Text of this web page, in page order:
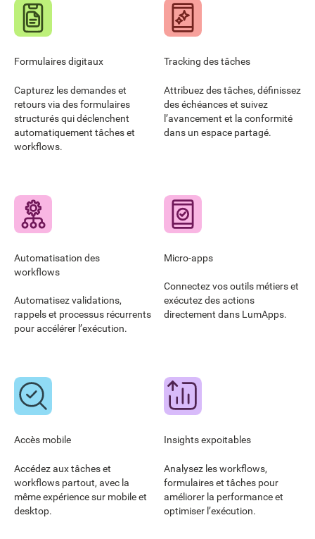
Formulaires digitaux
Capturez les demandes et
retours via des formulaires
structurés qui déclenchent
automatiquement tâches et
workflows.
Tracking des tâches
Attribuez des tâches, définissez
des échéances et suivez
l’avancement et la conformité
dans un espace partagé.
Automatisation des
workflows
Automatisez validations,
rappels et processus récurrents
pour accélérer l’exécution.
Micro-apps
Connectez vos outils métiers et
exécutez des actions
directement dans LumApps.
Accès mobile
Accédez aux tâches et
workflows partout, avec la
même expérience sur mobile et
desktop.
Insights expoitables
Analysez les workflows,
formulaires et tâches pour
améliorer la performance et
optimiser l’exécution.